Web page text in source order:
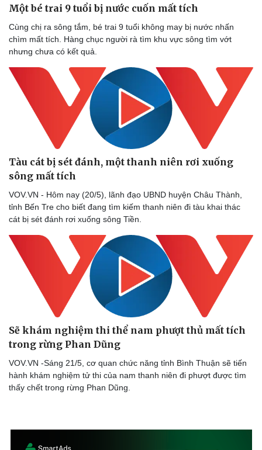
Dinh dưỡng - món ngon
Cây thuốc
Sản phụ khoa
Làm đẹp - giảm cân
Phòng mạch online
Nhà đẹp
Một bé trai 9 tuổi bị nước cuốn mất tích
Cùng chị ra sông tắm, bé trai 9 tuổi không may bị nước nhấn
chìm mất tích. Hàng chục người rà tìm khu vực sông tìm vớt
nhưng chưa có kết quả.
Tàu cát bị sét đánh, một thanh niên rơi xuống
sông mất tích ​
VOV.VN - Hôm nay (20/5), lãnh đạo UBND huyện Châu Thành,
tỉnh Bến Tre cho biết đang tìm kiếm thanh niên đi tàu khai thác
cát bị sét đánh rơi xuống sông Tiền.
Sẽ khám nghiệm thi thể nam phượt thủ mất tích
trong rừng Phan Dũng
VOV.VN -Sáng 21/5, cơ quan chức năng tỉnh Bình Thuận sẽ tiến
hành khám nghiệm tử thi của nam thanh niên đi phượt được tìm
thấy chết trong rừng Phan Dũng.